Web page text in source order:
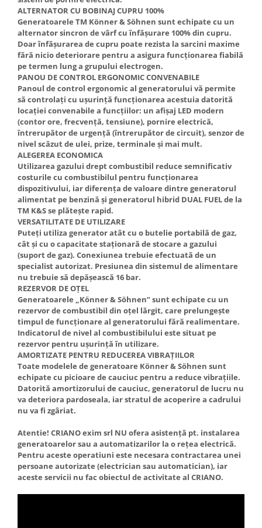
ALTERNATOR CU BOBINAJ CUPRU 100%
Generatoarele TM Könner & Söhnen sunt echipate cu un
alternator sincron de vârf cu înfășurare 100% din cupru.
Doar înfășurarea de cupru poate rezista la sarcini maxime
fără nicio deteriorare pentru a asigura funcționarea fiabilă
pe termen lung a grupului electrogen.
PANOU DE CONTROL ERGONOMIC CONVENABILE
Panoul de control ergonomic al generatorului vă permite
să controlați cu ușurință funcționarea acestuia datorită
locației convenabile a funcțiilor: un afișaj LED modern
(contor ore, frecvență, tensiune), pornire electrică,
întrerupător de urgență (întrerupător de circuit), senzor de
nivel scăzut de ulei, prize, terminale și mai mult.
ALEGEREA ECONOMICA
Utilizarea gazului drept combustibil reduce semnificativ
costurile cu combustibilul pentru funcționarea
dispozitivului, iar diferența de valoare dintre generatorul
alimentat pe benzină și generatorul hibrid DUAL FUEL de la
TM K&S se plătește rapid.
VERSATILITATE DE UTILIZARE
Puteți utiliza generator atât cu o butelie portabilă de gaz,
cât și cu o capacitate staționară de stocare a gazului
(suport de gaz). Conexiunea trebuie efectuată de un
specialist autorizat. Presiunea din sistemul de alimentare
nu trebuie să depășească 16 bar.
REZERVOR DE OȚEL
Generatoarele „Könner & Söhnen” sunt echipate cu un
rezervor de combustibil din oțel lărgit, care prelungește
timpul de funcționare al generatorului fără realimentare.
Indicatorul de nivel al combustibilului este situat pe
rezervor pentru ușurință în utilizare.
AMORTIZATE PENTRU REDUCEREA VIBRAȚIILOR
Toate modelele de generatoare Könner & Söhnen sunt
echipate cu picioare de cauciuc pentru a reduce vibrațiile.
Datorită amortizorului de cauciuc, generatorul de lucru nu
va deteriora pardoseala, iar stratul de acoperire a cadrului
nu va fi zgâriat.
Atentie! CRIANO exim srl NU ofera asistență pt. instalarea
generatoarelor sau a automatizarilor la o rețea electrică.
Pentru aceste operatiuni este necesara contractarea unei
persoane autorizate (electrician sau automatician), iar
aceste servicii nu fac obiectul de activitate al CRIANO.